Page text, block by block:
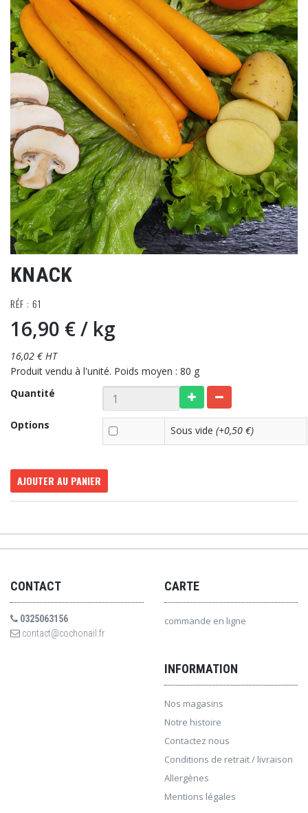
KNACK
RÉF : 61
16,90 €/ kg
16,02 € HT
Produit vendu à l'unité. Poids moyen : 80 g
Quantité
Options Sous vide (+0,50 €)
AJOUTER AU PANIER
CONTACT
0325063156
contact@cochonail.fr
CARTE
commande en ligne
INFORMATION
Nos magasins
Notre histoire
Contactez nous
Conditions de retrait / livraison
Allergènes
Mentions légales